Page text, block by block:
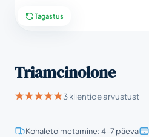
Tagastus
Triamcinolone
3 klientide arvustust
Kohaletoimetamine: 4–7 päeva